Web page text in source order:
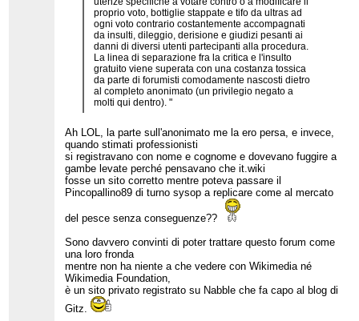
proprio voto, bottiglie stappate e tifo da ultras ad
ogni voto contrario costantemente accompagnati
da insulti, dileggio, derisione e giudizi pesanti ai
danni di diversi utenti partecipanti alla procedura.
La linea di separazione fra la critica e l'insulto
gratuito viene superata con una costanza tossica
da parte di forumisti comodamente nascosti dietro
al completo anonimato (un privilegio negato a
molti qui dentro). "
Ah LOL, la parte sull'anonimato me la ero persa, e invece,
quando stimati professionisti
si registravano con nome e cognome e dovevano fuggire a
gambe levate perché pensavano che it.wiki
fosse un sito corretto mentre poteva passare il
Pincopallino89 di turno sysop a replicare come al mercato
del pesce senza conseguenze??
Sono davvero convinti di poter trattare questo forum come
una loro fronda
mentre non ha niente a che vedere con Wikimedia né
Wikimedia Foundation,
è un sito privato registrato su Nabble che fa capo al blog di
Gitz.